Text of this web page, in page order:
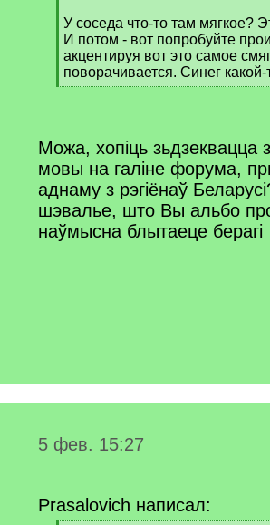
]
У соседа что-то там мягкое?
И потом - вот попробуйте
акцентируя вот это самое
поворачивается. Синег какой-
[
Можа, хопіць зьдзеквацца
мовы на галіне форума,
аднаму з рэгіёнаў
шэвалье, што Вы альбо
наўмысна блытаеце берагі
5 фев. 15:27
Prasalovich написал: